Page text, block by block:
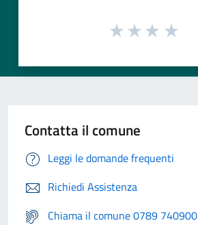
Contatta il comune
Leggi le domande frequenti
Richiedi Assistenza
Chiama il comune 0789 740900